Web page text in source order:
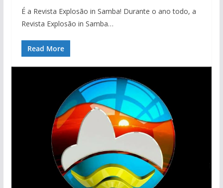
É a Revista Explosão in Samba! Durante o ano todo, a
Revista Explosão in Samba…
Read More